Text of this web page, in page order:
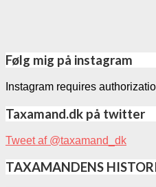
Følg mig på instagram
Instagram requires
Taxamand.dk på twitter
Tweet af @taxamand_dk
TAXAMANDENS